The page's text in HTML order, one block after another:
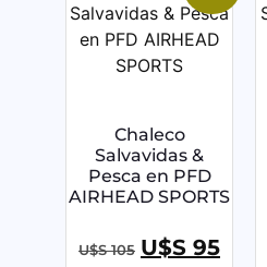
Chaleco
Salvavidas &
Pesca en PFD
AIRHEAD SPORTS
U$S105 U$S 95